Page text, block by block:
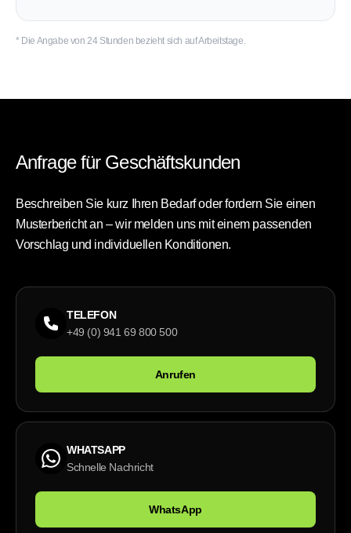
* Die Angabe von 24 Stunden bezieht sich auf Arbeitstage.
Anfrage für Geschäftskunden
Beschreiben Sie kurz Ihren Bedarf oder fordern Sie einen
Musterbericht an – wir melden uns mit einem passenden
Vorschlag und individuellen Konditionen.
TELEFON
+49 (0) 941 69 800 500
Anrufen
WHATSAPP
Schnelle Nachricht
WhatsApp